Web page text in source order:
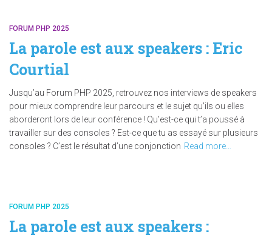
FORUM PHP 2025
La parole est aux speakers : Eric
Courtial
Jusqu’au Forum PHP 2025, retrouvez nos interviews de speakers
pour mieux comprendre leur parcours et le sujet qu’ils ou elles
aborderont lors de leur conférence ! Qu’est-ce qui t’a poussé à
travailler sur des consoles ? Est-ce que tu as essayé sur plusieurs
consoles ? C’est le résultat d’une conjonction Read more…
FORUM PHP 2025
La parole est aux speakers :